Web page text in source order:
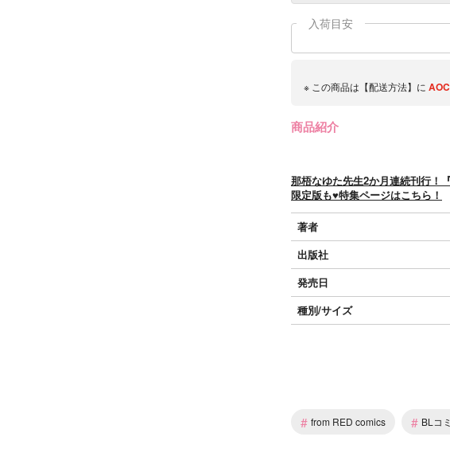
入荷目安
※ この商品は【配送方法】に
商品紹介
那梧なゆた先生2か月連続刊行！
限定版も♥特集ページはこちら！
著者
出版社
発売日
種別/サイズ
# from RED comics # BLコ